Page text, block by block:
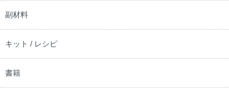
副材料
キット / レシピ
書籍